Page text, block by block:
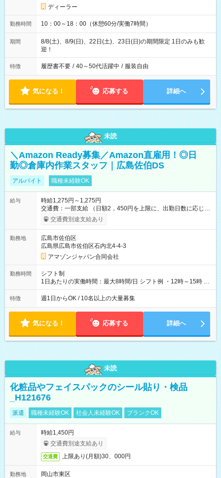
ディーラー
勤務時間 10：00～18：00（休憩60分/実働7時間）
期間
8/8(土)、8/9(日)、22日(土)、23日(日)の期間限定 1日のみも歓
迎！
特徴 履歴書不要 / 40～50代活躍中 / 服装自由
気になる！ 応募する 詳細へ
未読
＼Amazon Ready募集／Amazon直雇用！◎日
勤◎倉庫内作業スタッフ｜広島佐伯DS
アルバイト 職種未経験OK
給与
時給1,275円～1,275円
交通費：一部支給 （日額2，450円を上限に、出勤日数に応じて
実費支給） ※22:00～翌5:00までは時給25%UP！ ■給与前払い
制度あり ※前払い額の上限あり、手数料無料（Amazon負担）
交通費別途支給あり
勤務地
広島市佐伯区
広島県広島市佐伯区石内北4-4-3
アマゾンジャパン合同会社
勤務時間
シフト制
1日あたりの実働時間：最大8時間/日 シフト例 ・12時～15時 入
社後、就業可能シフトをご確認の上、申請してください。
特徴 週1日からOK / 10名以上の大量募集
気になる！ 応募する 詳細へ
未読
化粧品やフェイスパックのシール貼り・検品
_H121676
派遣 職種未経験OK 社会人未経験OK ブランクOK
給与
時給1,450円
交通費別途支給あり
交通費 上限あり(月額)30、000円
勤務地
岡山市東区